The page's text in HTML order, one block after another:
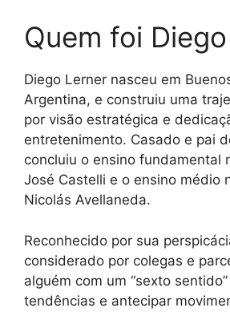
Quem foi
Diego Lerner nasceu em
Argentina, e construiu uma
por visão estratégica e
entretenimento. Casado e pai
concluiu o ensino fundamental
José Castelli e o ensino médio
Nicolás Avellaneda.
Reconhecido por sua
considerado por colegas e
alguém com um “sexto
tendências e antecipar